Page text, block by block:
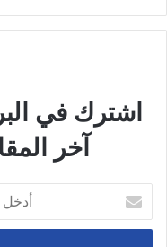
اشترك في
آخر
بريدك
الإلكتروني